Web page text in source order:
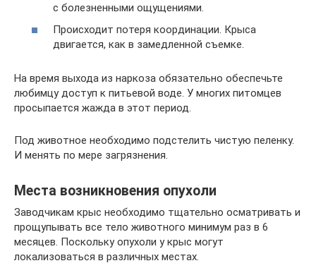
с болезненными ощущениями.
Происходит потеря координации. Крыса
двигается, как в замедленной съемке.
На время выхода из наркоза обязательно обеспечьте
любимцу доступ к питьевой воде. У многих питомцев
просыпается жажда в этот период.
Под животное необходимо подстелить чистую пеленку.
И менять по мере загрязнения.
Места возникновения опухоли
Заводчикам крыс необходимо тщательно осматривать и
прощупывать все тело животного минимум раз в 6
месяцев. Поскольку опухоли у крыс могут
локализоваться в различных местах.